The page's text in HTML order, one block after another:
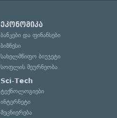
ეკონომიკა
ბანკები და ფინანსები
ბიზნესი
სახელმწიფო ბიუჯეტი
სოფლის მეურნეობა
Sci-Tech
ტექნოლოგიები
ინტერნეტი
მეცნიერება